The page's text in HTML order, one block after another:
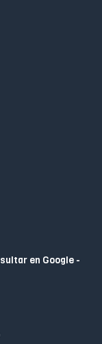
en Google -